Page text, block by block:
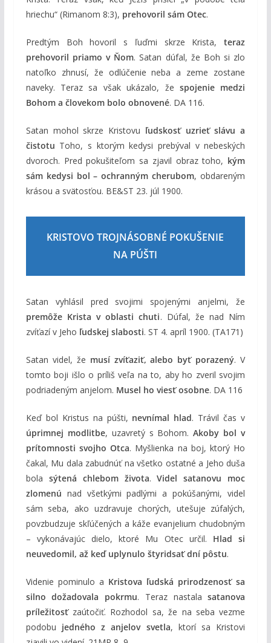
hriechu“ (Rimanom 8:3), prehovoril sám Otec.
Predtým Boh hovoril s ľuďmi skrze Krista,teraz
prehovoril priamo v Ňom. Satan dúfal, že Boh si zlo
natoľko zhnusí, že odlúčenie neba a zeme zostane
naveky. Teraz sa však ukázalo, že spojenie medzi
Bohom a človekom bolo obnovené. DA 116.
Satan mohol skrze Kristovu ľudskosť uzrieť slávu a
čistotu Toho, s ktorým kedysi prebýval v nebeských
dvoroch. Pred pokušiteľom sa zjavil obraz toho, kým
sám kedysi bol – ochranným cherubom, obdareným
krásou a svätosťou. BE&ST 23. júl 1900.
KRISTOVO TROJNÁSOBNÉ POKUŠENIE
NA PÚŠTI
Satan vyhlásil pred svojimi spojenými anjelmi, že
premôže Krista v oblasti chuti. Dúfal, že nad Ním
zvíťazí v Jeho ľudskej slabosti. ST 4. apríl 1900. (TA171)
Satan videl, že musí zvíťaziť, alebo byť porazený. V
tomto boji išlo o príliš veľa na to, aby ho zveril svojim
podriadeným anjelom. Musel ho viesť osobne. DA 116
Keď bol Kristus na púšti, nevnímal hlad. Trávil čas v
úprimnej modlitbe, uzavretý s Bohom.Akoby bol v
prítomnosti svojho Otca. Myšlienka na boj, ktorý Ho
čakal, Mu dala zabudnúť na všetko ostatné a Jeho duša
bola sýtená chlebom života.Videl satanovu moc
zlomenú nad všetkými padlými a pokúšanými, videl
sám seba, ako uzdravuje chorých, utešuje zúfalých,
povzbudzuje skľúčených a káže evanjelium chudobným
– vykonávajúc dielo, ktoré Mu Otec určil. Hlad si
neuvedomil, až keď uplynulo štyridsať dní pôstu.
Videnie pominulo a Kristova ľudská prirodzenosť sa
silno dožadovala pokrmu. Teraz nastalasatanova
príležitosťzaútočiť. Rozhodol sa, že na seba vezme
podobu jedného z anjelov svetla, ktorí sa Kristovi